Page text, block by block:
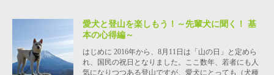
愛犬と登山を楽しもう！～先輩犬に聞く！ 基
本の心得編～
はじめに 2016年から、8月11日は「山の日」と定めら
れ、国民の祝日となりました。ここ数年、若者にも人
気になりつつある登山ですが、愛犬にとっても（犬種